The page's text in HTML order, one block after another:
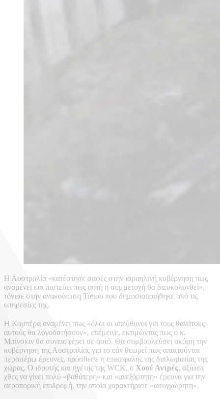
Η Αυστραλία «κατέστησε σαφές στην ισραηλινή κυβέρνηση πως
αναμένει και πιστεύει πως αυτή η συμμετοχή θα διευκολυνθεί»,
τόνισε στην ανακοίνωση Τύπου που δημοσιοποιήθηκε από τις
υπηρεσίες της.
Η Καμπέρα αναμένει πως «όλοι οι υπεύθυνοι για τους θανάτους
αυτούς θα λογοδοτήσουν», επέμεινε, εκτιμώντας πως ο κ.
Μπίνσκιν θα συνεισφέρει σε αυτό. Θα συμβουλεύσει ακόμη την
κυβέρνηση της Αυστραλίας για το εάν θεωρεί πως απαιτούνται
περαιτέρω έρευνες, πρόσθεσε η επικεφαλής της διπλωματίας της
χώρας. Ο ιδρυτής και ηγέτης της WCK, ο Χοσέ Αντρές, αξίωσε
χθες να γίνει πολύ «βαθύτερη» και «ανεξάρτητη» έρευνα για την
αεροπορική επιδρομή, την οποία χαρακτήρισε «ασυγχώρητη».